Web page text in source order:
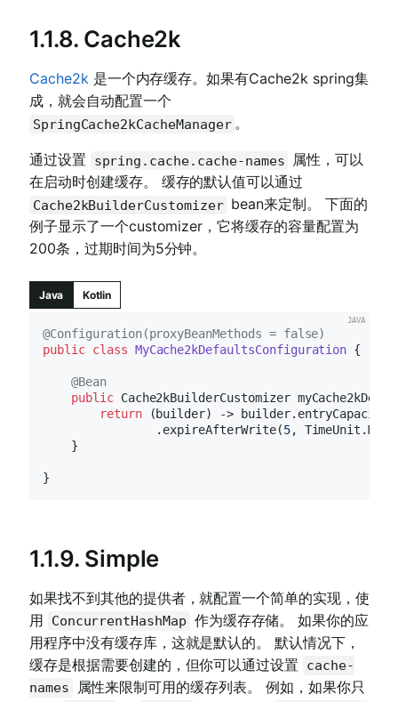
1.1.8. Cache2k
Cache2k是一个内存缓存。如果有Cache2k spring集
成，就会自动配置一个
SpringCache2kCacheManager 。
通过设置 spring.cache.cache-names
属性，可以
在启动时创建缓存。 缓存的默认值可以通过
Cache2kBuilderCustomizer bean来定制。 下面的
例子显示了一个customizer，它将缓存的容量配置为
200条，过期时间为5分钟。
Java Kotlin
@Configuration(proxyBeanMethods = false)
public class MyCache2kDefaultsConfiguration {
@Bean
public Cache2kBuilderCustomizer
return (builder) -> builder.entryCapacity(
                .expireAfterWrite(
5,
    }
1.1.9. Simple
如果找不到其他的提供者，就配置一个简单的实现，使
用
ConcurrentHashMap 作为缓存存储。 如果你的应
用程序中没有缓存库，这就是默认的。 默认情况下，
缓存是根据需要创建的，但你可以通过设置
cache-
names
属性来限制可用的缓存列表。 例如，如果你只